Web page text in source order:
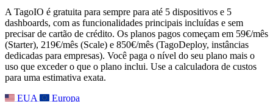
A TagoIO é gratuita para sempre para até 5 dispositivos e 5
dashboards, com as funcionalidades principais incluídas e sem
precisar de cartão de crédito. Os planos pagos começam em 59€/mês
(Starter), 219€/mês (Scale) e 850€/mês (TagoDeploy, instâncias
dedicadas para empresas). Você paga o nível do seu plano mais o
uso que exceder o que o plano inclui. Use a calculadora de custos
para uma estimativa exata.
EUA
Europa